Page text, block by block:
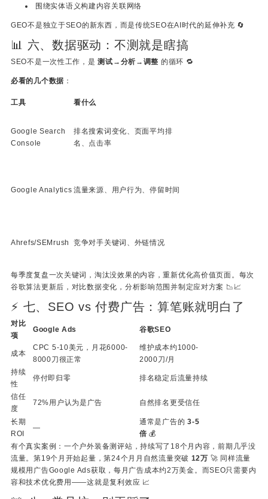
围绕实体语义构建内容关联网络
GEO不是独立于SEO的新东西，而是传统SEO在AI时代的延伸补充 🔄
📊 六、数据驱动：不测就是瞎搞
SEO不是一次性工作，是 测试→分析→调整 的循环 🔁
必看的几个数据 ：
工具 看什么
Google Search
Console
排名搜索词变化、页面平均排
名、点击率
Google Analytics 流量来源、用户行为、停留时间
Ahrefs/SEMrush 竞争对手关键词、外链情况
每季度复盘一次关键词，淘汰没效果的内容，重新优化高价值页面。每次
谷歌算法更新后，对比数据变化，分析影响范围并制定应对方案 📉📈
⚡ 七、SEO vs 付费广告：算笔账就明白了
对比
项
Google Ads 谷歌SEO
成本
CPC 5-10美元，月花6000-
8000刀很正常
维护成本约1000-
2000刀/月
持续
性
停付即归零 排名稳定后流量持续
信任
度
72%用户认为是广告 自然排名更受信任
长期
ROI
—
通常是广告的 3-5
倍 💰
有个真实案例：一个户外装备测评站，持续写了18个月内容，前期几乎没
流量。第19个月开始起量，第24个月月自然流量突破 12万 🚀 同样流量
规模用广告Google Ads获取，每月广告成本约2万美金。而SEO只需要内
容和技术优化费用——这就是复利效应 📈